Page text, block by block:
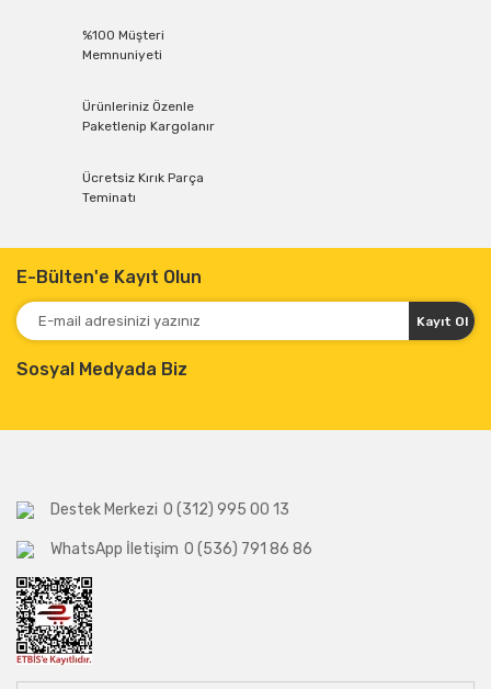
%100 Müşteri
Memnuniyeti
Ürünleriniz Özenle
Paketlenip Kargolanır
Ücretsiz Kırık Parça
Teminatı
E-Bülten'e Kayıt Olun
Kayıt Ol
Sosyal Medyada Biz
Destek Merkezi 0 (312) 995 00 13
WhatsApp İletişim 0 (536) 791 86 86